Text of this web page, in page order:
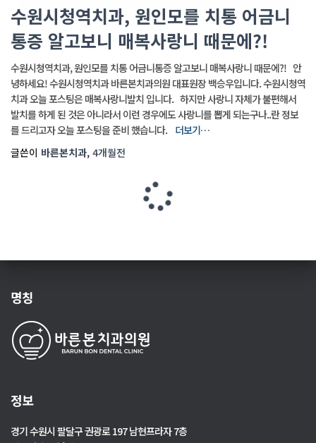
수원시청역치과, 원인모를 치통 어금니
통증 알고보니 매복사랑니 때문에?!
수원시청역치과, 원인모를 치통 어금니통증 알고보니 매복사랑니 때문에?! 안
녕하세요! 수원시청역치과 바른본치과의원 대표원장 백승우입니다. 수원시청역
치과 오늘 포스팅은 매복사랑니발치 입니다. 하지만 사랑니 자체가 불편해서
발치를 하게 된 것은 아니라서 이런 경우에도 사랑니를 뽑게 되는구나..란 정보
를 드리고자 오늘 포스팅을 준비 했습니다. 더보기…
글쓴이 바른본치과, 4개월전
명칭
정보
경기 수원시 팔달구 권광로 197 남현프라자 7층